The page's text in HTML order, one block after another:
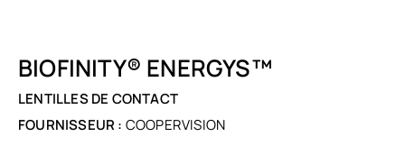
BIOFINITY® ENERGYS™
LENTILLES DE CONTACT
FOURNISSEUR : COOPERVISION